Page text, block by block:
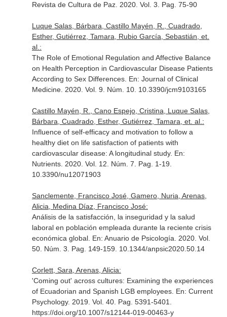
Revista de Cultura de Paz. 2020. Vol. 3. Pag. 75-90
Luque Salas, Bárbara, Castillo Mayén, R., Cuadrado,
Esther, Gutiérrez, Tamara, Rubio García, Sebastián, et.
al.:
The Role of Emotional Regulation and Affective Balance
on Health Perception in Cardiovascular Disease Patients
According to Sex Differences. En: Journal of Clinical
Medicine. 2020. Vol. 9. Núm. 10. 10.3390/jcm9103165
Castillo Mayén, R., Cano Espejo, Cristina, Luque Salas,
Bárbara, Cuadrado, Esther, Gutiérrez, Tamara, et. al.:
Influence of self-efficacy and motivation to follow a
healthy diet on life satisfaction of patients with
cardiovascular disease: A longitudinal study. En:
Nutrients. 2020. Vol. 12. Núm. 7. Pag. 1-19.
10.3390/nu12071903
Sanclemente, Francisco José, Gamero, Nuria, Arenas,
Alicia, Medina Díaz, Francisco José:
Análisis de la satisfacción, la inseguridad y la salud
laboral en población empleada durante la reciente crisis
económica global. En: Anuario de Psicología . 2020. Vol.
50. Núm. 3. Pag. 149-159. 10.1344/anpsic2020.50.14
Corlett, Sara, Arenas, Alicia:
'Coming out' across cultures: Examining the experiences
of Ecuadorian and Spanish LGB employees. En: Current
Psychology. 2019. Vol. 40. Pag. 5391-5401.
https://doi.org/10.1007/s12144-019-00463-y